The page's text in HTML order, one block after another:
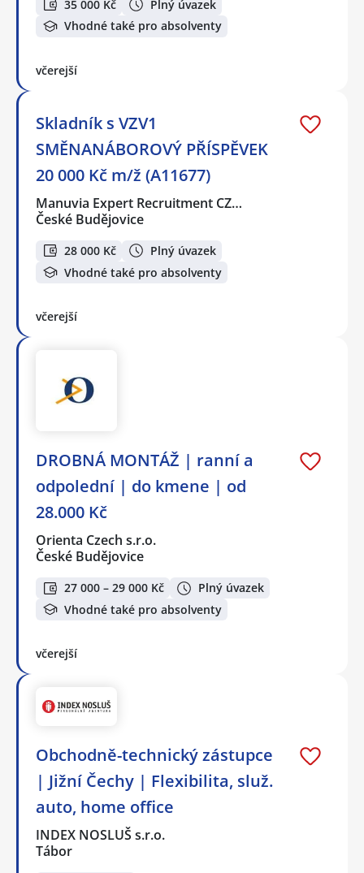
35 000 Kč
Plný úvazek
Vhodné také pro absolventy
včerejší
Skladník s VZV1
SMĚNANÁBOROVÝ PŘÍSPĚVEK
20 000 Kč m/ž (A11677)
Manuvia Expert Recruitment CZ…
České Budějovice
28 000 Kč
Plný úvazek
Vhodné také pro absolventy
včerejší
DROBNÁ MONTÁŽ | ranní a
odpolední | do kmene | od
28.000 Kč
Orienta Czech s.r.o.
České Budějovice
27 000 – 29 000 Kč
Plný úvazek
Vhodné také pro absolventy
včerejší
Obchodně-technický zástupce
| Jižní Čechy | Flexibilita, služ.
auto, home office
INDEX NOSLUŠ s.r.o.
Tábor